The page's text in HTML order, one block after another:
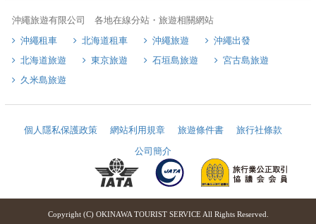
沖繩旅遊有限公司 各地在線分站・旅遊相關網站
沖繩租車
北海道租車 沖繩旅遊
沖繩出發
北海道旅遊
東京旅遊 石垣島旅遊
宮古島旅遊
久米島旅遊
個人隱私保護政策 網站利用規章 旅遊條件書
旅行社條款
公司簡介
Copyright (C) OKINAWA TOURIST SERVICE All Rights Reserved.